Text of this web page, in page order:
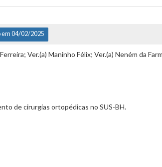
em 04/02/2025
Ver.(a) Maninho Félix; Ver.(a) Neném da
de cirurgias ortopédicas no SUS-BH.